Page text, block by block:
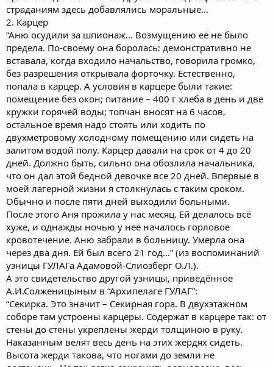
страданиям здесь добавлялись моральные…
2. Карцер
“Аню осудили за шпионаж… Возмущению её не было
предела. По-своему она боролась: демонстративно не
вставала, когда входило начальство, говорила громко,
без разрешения открывала форточку. Естественно,
попала в карцер. А условия в карцере были такие:
помещение без окон; питание – 400 г хлеба в день и две
кружки горячей воды; топчан вносят на 6 часов,
остальное время надо стоять или ходить по
двухметровому холодному помещению или сидеть на
залитом водой полу. Карцер давали на срок от 4 до 20
дней. Должно быть, сильно она обозлила начальника,
что он дал этой бедной девочке все 20 дней. Впервые в
моей лагерной жизни я столкнулась с таким сроком.
Обычно и после пяти дней выходили больными.
После этого Аня прожила у нас месяц. Ей делалось всё
хуже, и однажды ночью у неё началось горловое
кровотечение. Аню забрали в больницу. Умерла она
через два дня. Ей был всего 21 год…” (из воспоминаний
узницы ГУЛАГа Адамовой-Слиозберг О.Л.).
А это свидетельство другой узницы, приведённое
А.И.Солженицыным в “Архипелаге ГУЛАГ”:
“Секирка. Это значит – Секирная гора. В двухэтажном
соборе там устроены карцеры. Содержат в карцере так: от
стены до стены укреплены жерди толщиною в руку.
Наказанным велят весь день на этих жердях сидеть.
Высота жерди такова, что ногами до земли не